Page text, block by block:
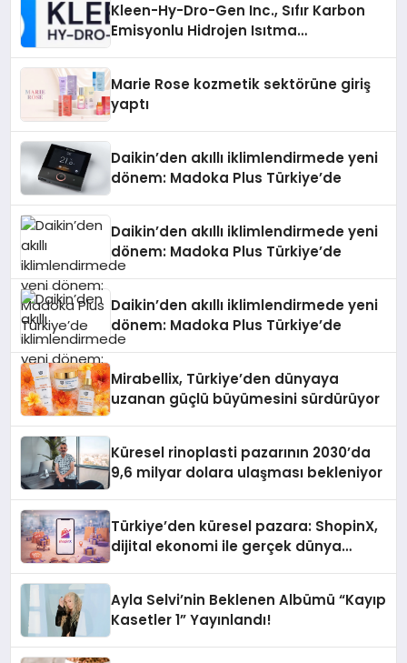
Kleen-Hy-Dro-Gen Inc., Sıfır Karbon
Emisyonlu Hidrojen Isıtma
Marie Rose kozmetik sektörüne giriş
yaptı
Daikin’den akıllı iklimlendirmede yeni
dönem: Madoka Plus Türkiye’de
Daikin’den akıllı iklimlendirmede yeni
dönem: Madoka Plus Türkiye’de
Daikin’den akıllı iklimlendirmede yeni
dönem: Madoka Plus Türkiye’de
Mirabellix, Türkiye’den dünyaya
uzanan güçlü büyümesini sürdürüyor
Küresel rinoplasti pazarının 2030’da
9,6 milyar dolara ulaşması bekleniyor
Türkiye’den küresel pazara: ShopinX,
dijital ekonomi ile gerçek dünya
Ayla Selvi’nin Beklenen Albümü “Kayıp
Kasetler 1” Yayınlandı!